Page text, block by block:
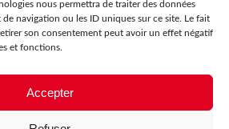
nous permettra de traiter des données
navigation ou les ID uniques sur ce site. Le fait
son consentement peut avoir un effet négatif
et fonctions.
Accepter